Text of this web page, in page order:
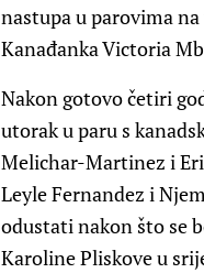
nastupa u parovima
Kanađanka Victoria
Nakon gotovo četiri
utorak u paru s
Melichar-Martinez i
Leyle Fernandez i
odustati nakon što se
Karoline Pliskove u